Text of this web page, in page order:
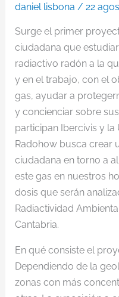
daniel lisbona / 22
Surge el primer
ciudadana que
radiactivo radón a la
y en el trabajo, con el
gas, ayudar a
y concienciar sobre
participan Ibercivis y la
Radohow busca crear
ciudadana en torno a
este gas en nuestros
dosis que serán
Radiactividad
Cantabria.
En qué consiste el
Dependiendo de la
zonas con más